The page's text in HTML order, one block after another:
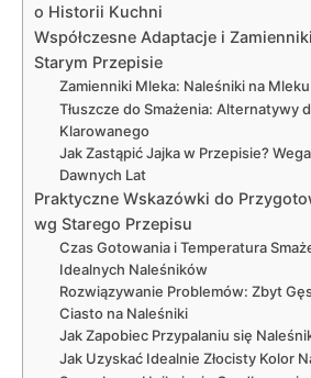
o Historii Kuchni
Współczesne Adaptacje i
Starym Przepisie
Zamienniki Mleka: Naleśniki na
Tłuszcze do Smażenia: Alternatywy
Klarowanego
Jak Zastąpić Jajka w Przepisie?
Dawnych Lat
Praktyczne Wskazówki do
wg Starego Przepisu
Czas Gotowania i Temperatura
Idealnych Naleśników
Rozwiązywanie Problemów: Zbyt
Ciasto na Naleśniki
Jak Zapobiec Przypalaniu się
Jak Uzyskać Idealnie Złocisty Kolor